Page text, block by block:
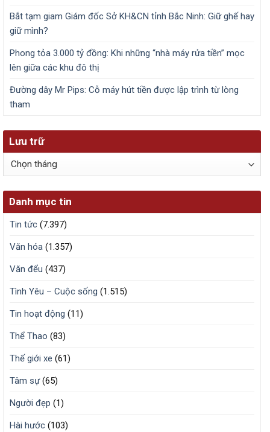
Bắt tạm giam Giám đốc Sở KH&CN tỉnh Bắc Ninh: Giữ ghế hay
giữ mình?
Phong tỏa 3.000 tỷ đồng: Khi những “nhà máy rửa tiền” mọc
lên giữa các khu đô thị
Đường dây Mr Pips: Cỗ máy hút tiền được lập trình từ lòng
tham
Lưu trữ
Lưu
Danh mục tin
Tin tức (7.397)
Văn hóa (1.357)
Văn đểu (437)
Tình Yêu – Cuộc sống (1.515)
Tin hoạt động (11)
Thể Thao (83)
Thế giới xe (61)
Tâm sự(65)
Người đẹp (1)
Hài hước (103)